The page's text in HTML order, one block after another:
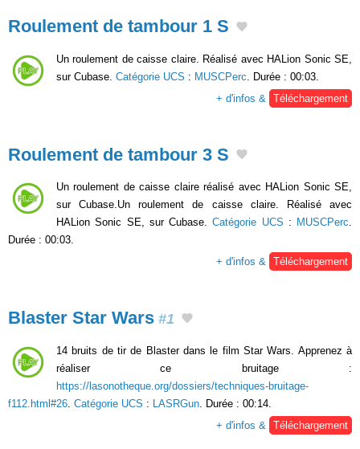
Roulement de tambour 1 S
Un roulement de caisse claire. Réalisé avec HALion Sonic SE,
sur Cubase. Catégorie UCS : MUSCPerc . Durée : 00:03.
+ d'infos &
Téléchargement
Roulement de tambour 3 S
Un roulement de caisse claire réalisé avec HALion Sonic SE,
sur Cubase.Un roulement de caisse claire. Réalisé avec
HALion Sonic SE, sur Cubase.Catégorie UCS : MUSCPerc.
Durée : 00:03.
+ d'infos & Téléchargement
Blaster Star Wars #1
14 bruits de tir de Blaster dans le film Star Wars. Apprenez à
réaliser ce bruitage :
https://lasonotheque.org/dossiers/techniques-bruitage-
f112.html#26 Catégorie UCS : LASRGun . Durée : 00:14.
+ d'infos &
Téléchargement